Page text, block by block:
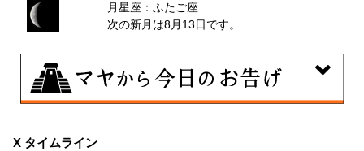
月星座：ふたご座
次の新月は8月13日です。
興味のある分野で、熟練を志す日。なんとなくではな
X タイムライン